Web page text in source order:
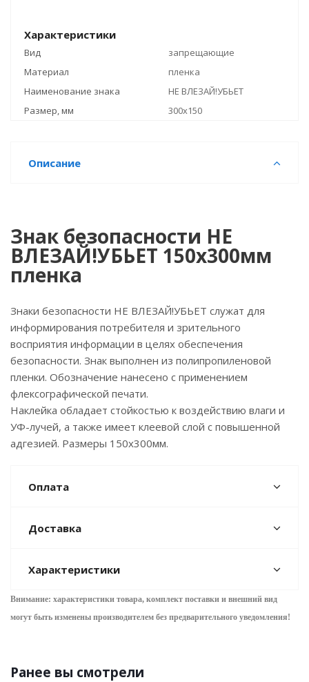
Характеристики
Вид
запрещающие
Материал
пленка
Наименование знака
НЕ ВЛЕЗАЙ!УБЬЕТ
Размер, мм
300x150
Описание
Знак безопасности НЕ
ВЛЕЗАЙ!УБЬЕТ 150х300мм
пленка
Знаки безопасности НЕ ВЛЕЗАЙ!УБЬЕТ служат для
информирования потребителя и зрительного
восприятия информации в целях обеспечения
безопасности. Знак выполнен из полипропиленовой
пленки. Обозначение нанесено с применением
флексографической печати.
Наклейка обладает стойкостью к воздействию влаги и
УФ-лучей, а также имеет клеевой слой с повышенной
адгезией. Размеры 150х300мм.
Оплата
Доставка
Характеристики
Внимание: характеристики товара, комплект поставки и внешний вид
могут быть изменены производителем без предварительного уведомления!
Ранее вы смотрели